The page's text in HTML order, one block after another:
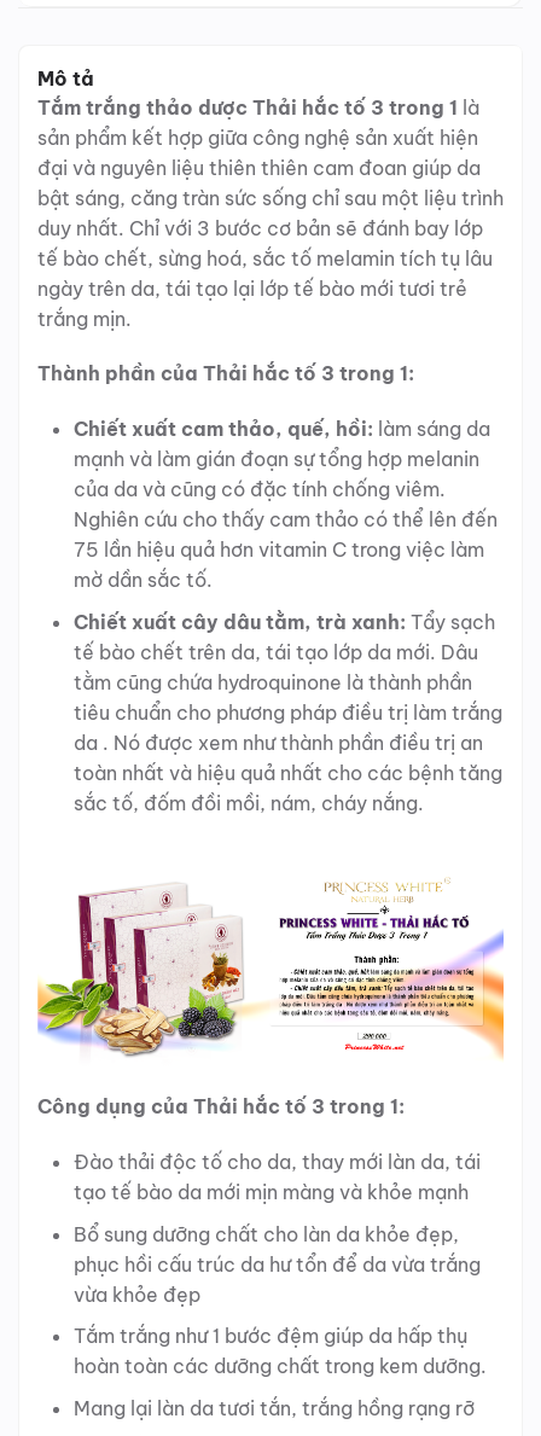
Mô tả
Tắm trắng thảo dược Thải hắc tố 3 trong 1 là
sản phẩm kết hợp giữa công nghệ sản xuất hiện
đại và nguyên liệu thiên thiên cam đoan giúp da
bật sáng, căng tràn sức sống chỉ sau một liệu trình
duy nhất. Chỉ với 3 bước cơ bản sẽ đánh bay lớp
tế bào chết, sừng hoá, sắc tố melamin tích tụ lâu
ngày trên da, tái tạo lại lớp tế bào mới tươi trẻ
trắng mịn.
Thành phần của Thải hắc tố 3 trong 1:
Chiết xuất cam thảo, quế, hồi: làm sáng da
mạnh và làm gián đoạn sự tổng hợp melanin
của da và cũng có đặc tính chống viêm.
Nghiên cứu cho thấy cam thảo có thể lên đến
75 lần hiệu quả hơn vitamin C trong việc làm
mờ dần sắc tố.
Chiết xuất cây dâu tằm, trà xanh: Tẩy sạch
tế bào chết trên da, tái tạo lớp da mới. Dâu
tằm cũng chứa hydroquinone là thành phần
tiêu chuẩn cho phương pháp điều trị làm trắng
da . Nó được xem như thành phần điều trị an
toàn nhất và hiệu quả nhất cho các bệnh tăng
sắc tố, đốm đồi mồi, nám, cháy nắng.
Công dụng của Thải hắc tố 3 trong 1:
Đào thải độc tố cho da, thay mới làn da, tái
tạo tế bào da mới mịn màng và khỏe mạnh
Bổ sung dưỡng chất cho làn da khỏe đẹp,
phục hồi cấu trúc da hư tổn để da vừa trắng
vừa khỏe đẹp
Tắm trắng như 1 bước đệm giúp da hấp thụ
hoàn toàn các dưỡng chất trong kem dưỡng.
Mang lại làn da tươi tắn, trắng hồng rạng rỡ